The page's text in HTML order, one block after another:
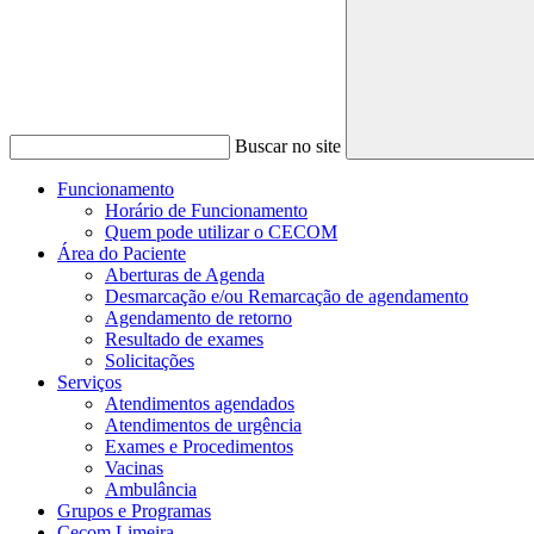
Buscar no site
Funcionamento
Horário de Funcionamento
Quem pode utilizar o CECOM
Área do Paciente
Aberturas de Agenda
Desmarcação e/ou Remarcação de agendamento
Agendamento de retorno
Resultado de exames
Solicitações
Serviços
Atendimentos agendados
Atendimentos de urgência
Exames e Procedimentos
Vacinas
Ambulância
Grupos e Programas